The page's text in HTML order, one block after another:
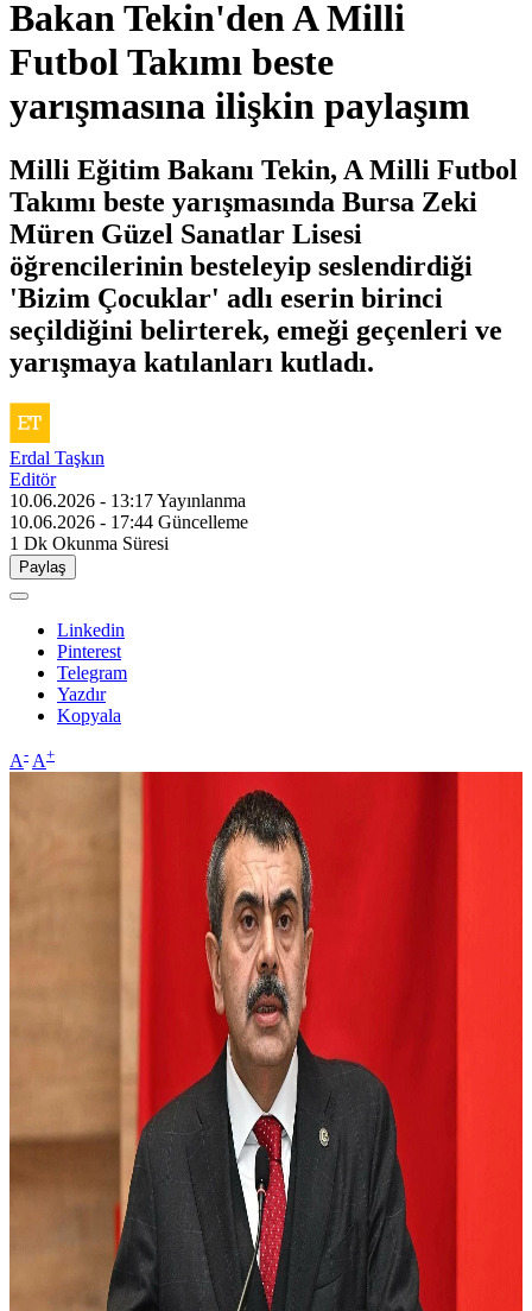
Bakan Tekin'den A Milli
Futbol Takımı beste
yarışmasına ilişkin paylaşım
Milli Eğitim Bakanı Tekin, A Milli Futbol
Takımı beste yarışmasında Bursa Zeki
Müren Güzel Sanatlar Lisesi
öğrencilerinin besteleyip seslendirdiği
'Bizim Çocuklar' adlı eserin birinci
seçildiğini belirterek, emeği geçenleri ve
yarışmaya katılanları kutladı.
Erdal Taşkın
Editör
10.06.2026 - 13:17Yayınlanma
10.06.2026 - 17:44 Güncelleme
1 Dk Okunma Süresi
Paylaş
Linkedin
Pinterest
Telegram
Yazdır
Kopyala
A- A+